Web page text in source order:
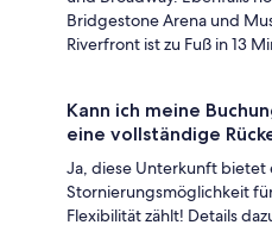
Bridgestone Arena und
Riverfront ist zu Fuß in 13
Kann ich meine
eine vollständige
Ja, diese Unterkunft bietet
Stornierungsmöglichkeit
Flexibilität zählt! Details